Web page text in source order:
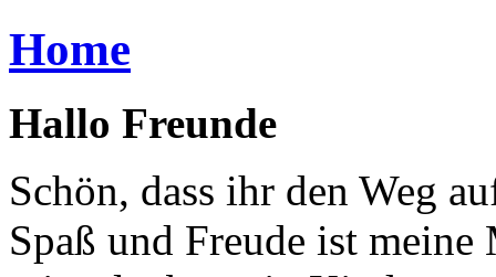
Home
Hallo Freunde
Schön, dass ihr den Weg
Spaß und Freude ist